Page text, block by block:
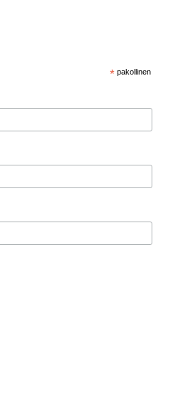
* pakollinen